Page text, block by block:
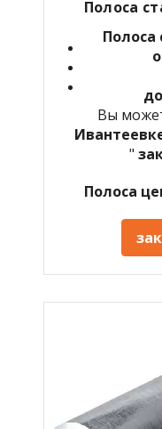
Полоса
Полоса
Вы
"
Полоса